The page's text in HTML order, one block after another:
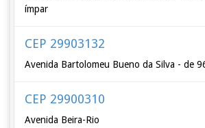
ímpar
CEP 29903132
Avenida Bartolomeu Bueno da Silva - de
CEP 29900310
Avenida Beira-Rio